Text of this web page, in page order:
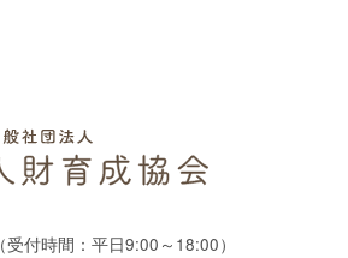
（受付時間：平日9:00～18:00）